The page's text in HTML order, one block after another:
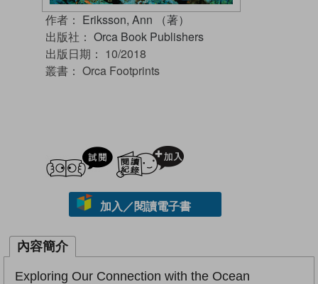
作者： Eriksson, Ann （著）
出版社： Orca Book Publishers
出版日期： 10/2018
叢書： Orca Footprints
試閲
加入／閱讀電子書
內容簡介
Exploring Our Connection with the Ocean